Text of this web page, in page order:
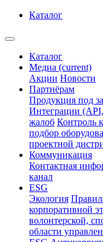
Каталог
Каталог
Медиа (current)
Акции Новости
Партнёрам
Продукция под
Интеграции
жалоб Контроль
подбор
проектной
Коммуникация
Контактная
канал
ESG
Экология
корпоративной
волонтерской,
области